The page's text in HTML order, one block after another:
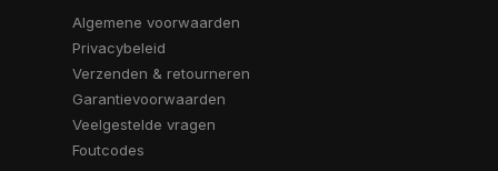
Algemene voorwaarden
Privacybeleid
Verzenden & retourneren
Garantievoorwaarden
Veelgestelde vragen
Foutcodes